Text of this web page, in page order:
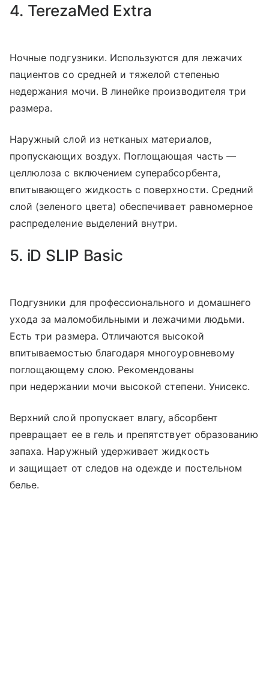
4. TerezaMed Extra
Ночные подгузники. Используются для лежачих
пациентов со средней и тяжелой степенью
недержания мочи. В линейке производителя три
размера.
Наружный слой из нетканых материалов,
пропускающих воздух. Поглощающая часть —
целлюлоза с включением суперабсорбента,
впитывающего жидкость с поверхности. Средний
слой (зеленого цвета) обеспечивает равномерное
распределение выделений внутри.
5. iD SLIP Basic
Подгузники для профессионального и домашнего
ухода за маломобильными и лежачими людьми.
Есть три размера. Отличаются высокой
впитываемостью благодаря многоуровневому
поглощающему слою. Рекомендованы
при недержании мочи высокой степени. Унисекс.
Верхний слой пропускает влагу, абсорбент
превращает ее в гель и препятствует образованию
запаха. Наружный удерживает жидкость
и защищает от следов на одежде и постельном
белье.